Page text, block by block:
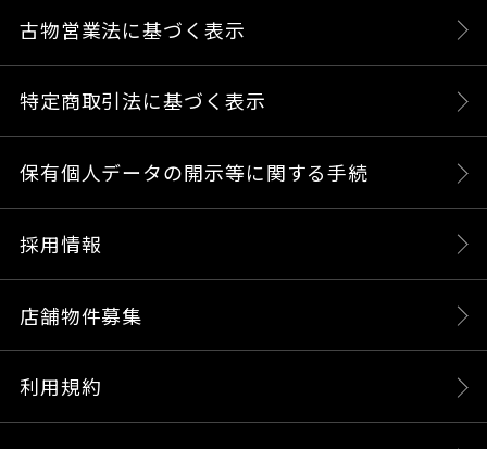
古物営業法に基づく表示
特定商取引法に基づく表示
保有個人データの開示等に関する手続
採用情報
店舗物件募集
利用規約